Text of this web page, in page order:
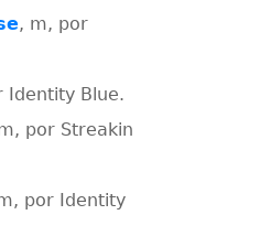
, m, por
Identity Blue.
por Streakin
por Identity